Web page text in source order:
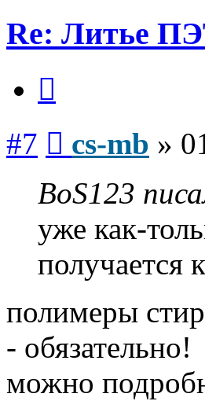
Re: Литье
#7 cs-mb »
BoS123
уже как-
получается
полимеры
- обязательно!
можно